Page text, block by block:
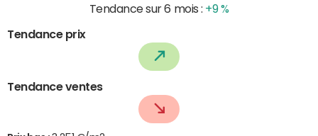
Tendance sur 6 mois : +9 %
Tendance prix
Tendance ventes